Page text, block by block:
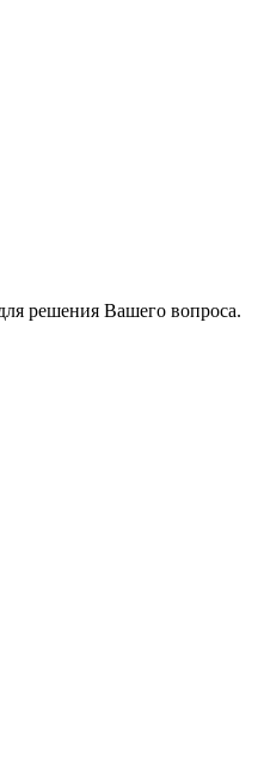
решения Вашего вопроса.